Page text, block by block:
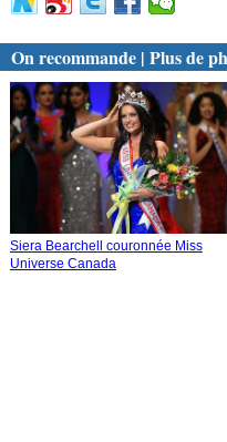
On recommande | Plus de
Siera Bearchell couronnée Miss
Universe Canada